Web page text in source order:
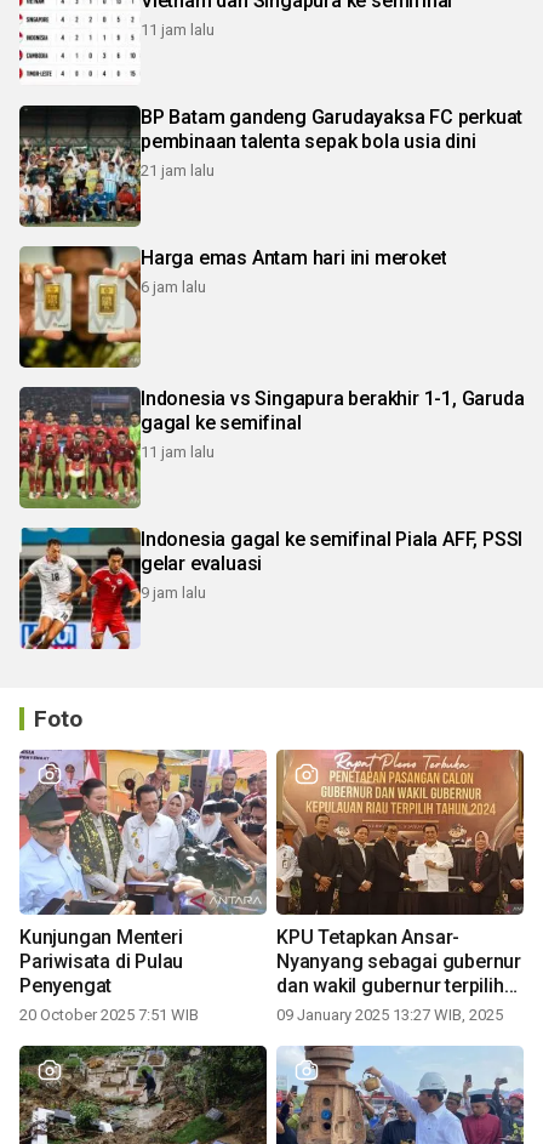
11 jam lalu
BP Batam gandeng Garudayaksa FC perkuat
pembinaan talenta sepak bola usia dini
21 jam lalu
Harga emas Antam hari ini meroket
6 jam lalu
Indonesia vs Singapura berakhir 1-1, Garuda
gagal ke semifinal
11 jam lalu
Indonesia gagal ke semifinal Piala AFF, PSSI
gelar evaluasi
9 jam lalu
Foto
Kunjungan Menteri
Pariwisata di Pulau
Penyengat
20 October 2025 7:51 WIB
KPU Tetapkan Ansar-
Nyanyang sebagai gubernur
dan wakil gubernur terpilih
periode 2025-2030
09 January 2025 13:27 WIB, 2025